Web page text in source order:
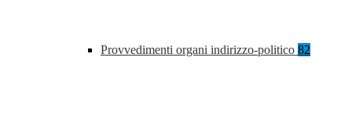
Provvedimenti organi indirizzo-politico 82